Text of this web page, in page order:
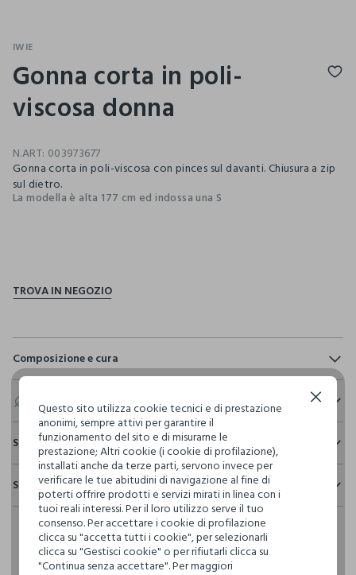
IWIE
Gonna corta in poli-
viscosa donna
N.ART: 003973677
Gonna corta in poli-viscosa con pinces sul davanti. Chiusura a zip
sul dietro.
La modella è alta 177 cm ed indossa una S
Composizione e cura
63% POLIESTERE,33% VISCOSA,4% ELASTAN
NON CANDEGGIARE
TEMPERATURA MASSIMA 30°C - PROCEDURA NORMALE
LAVAGGIO A SECCO PROFESSIONALE CON
TETRACLOROETILENE E TUTTI I SOLVENTI INDICATI CON IL
SEGNO F - PROCEDURA NORMALE
Eco valore
Consumo d'acqua
Per la realizzazione di questo capo sono stati
utilizzati75,63 litri dacqua
Emissioni di CO2
Per la realizzazione di questo capo sono stati
emessi5,46 kg di CO2
Sostenibilità e trasparenza
Sicurezza
Il 100% dei nostri articoli viene sottoposto a test chimico-
fisici, per verificarne il rispetto dei limiti che abbiamo
definito per l’uso di sostanze chimiche, talvolta anche più
restrittivi rispetto a quelli previsti dalla normativa
internazionale.
Spedizione e resi
Hai fino a 30 giorni dalla consegna del tuo ordine online per
cambiare idea e restituire i prodotti che hai acquistato.
Questo sito utilizza cookie tecnici e di prestazione
anonimi, sempre attivi per garantire il
funzionamento del sito e di misurarne le
prestazione; Altri cookie (i cookie di profilazione),
installati anche da terze parti, servono invece per
verificare le tue abitudini di navigazione al fine di
poterti offrire prodotti e servizi mirati in linea con i
tuoi reali interessi. Per il loro utilizzo serve il tuo
consenso. Per accettare i cookie di profilazione
clicca su "accetta tutti i cookie", per selezionarli
clicca su "Gestisci cookie" o per rifiutarli clicca su
"Continua senza accettare". Per maggiori
Continua senza accettare